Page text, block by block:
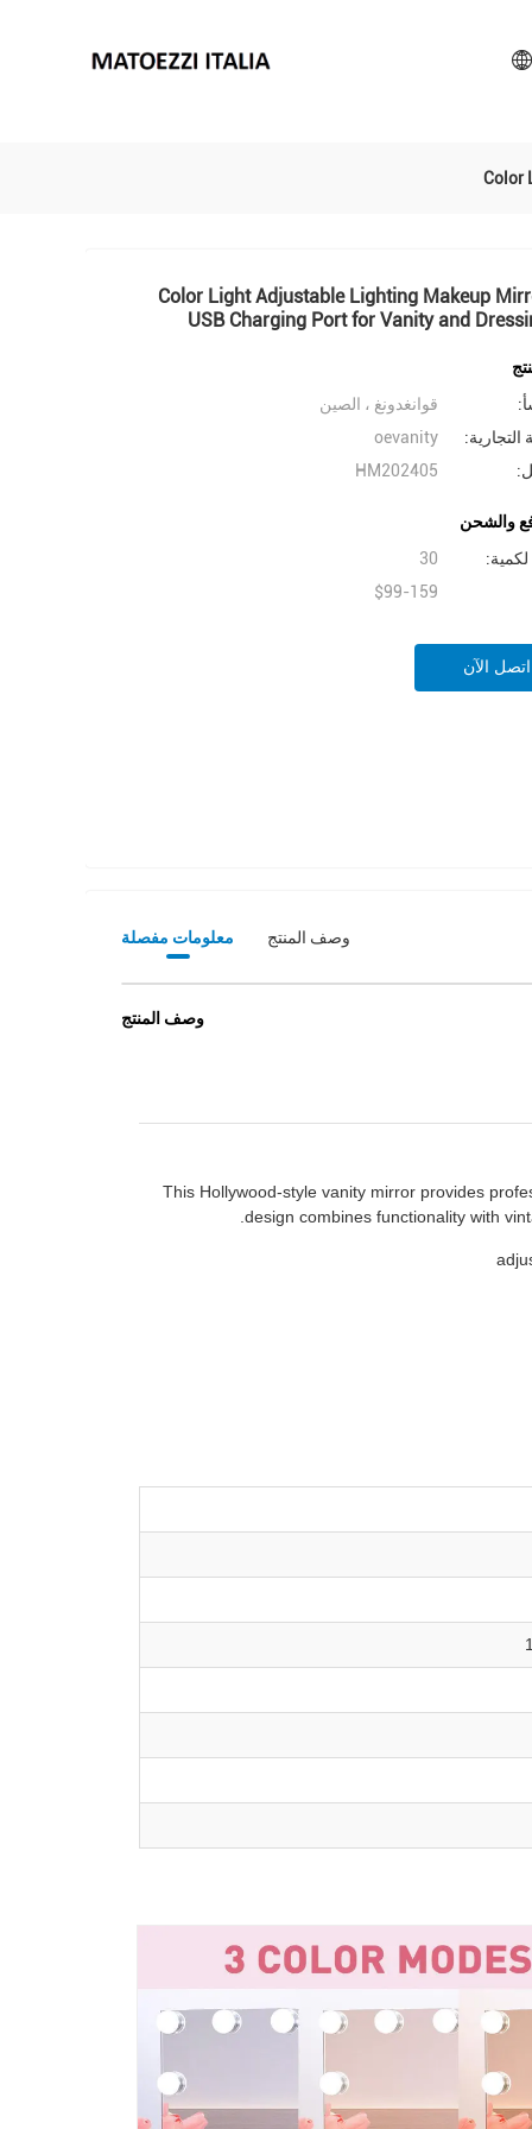
3 Color Light Adjustable Lighting Makeup
USB Charging Port for Vanity and
قوانغدونغ ، الصين
التجارية:
oevanity
HM202405
والشحن
لكمية:
30
$99-159
اتصل الآن
معلومات مفصلة وصف المنتج
وصف المنتج
This Hollywood-style vanity mirror provides
design combines functionality with